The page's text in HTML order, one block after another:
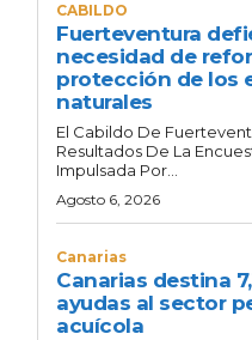
CABILDO
Fuerteventura
necesidad de
protección de los
naturales
El Cabildo De
Resultados De La
Impulsada Por...
Agosto 6, 2026
Canarias
Canarias destina
ayudas al sector
acuícola